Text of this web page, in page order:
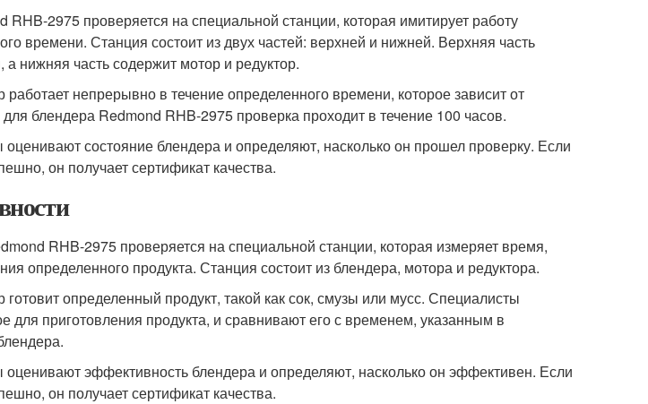
RHB-2975 проверяется на специальной станции, которая имитирует работу
времени. Станция состоит из двух частей: верхней и нижней. Верхняя часть
нижняя часть содержит мотор и редуктор.
непрерывно в течение определенного времени, которое зависит от
блендера Redmond RHB-2975 проверка проходит в течение 100 часов.
состояние блендера и определяют, насколько он прошел проверку. Если
он получает сертификат качества.
RHB-2975 проверяется на специальной станции, которая измеряет время,
определенного продукта. Станция состоит из блендера, мотора и редуктора.
определенный продукт, такой как сок, смузы или мусс. Специалисты
для приготовления продукта, и сравнивают его с временем, указанным в
эффективность блендера и определяют, насколько он эффективен. Если
он получает сертификат качества.